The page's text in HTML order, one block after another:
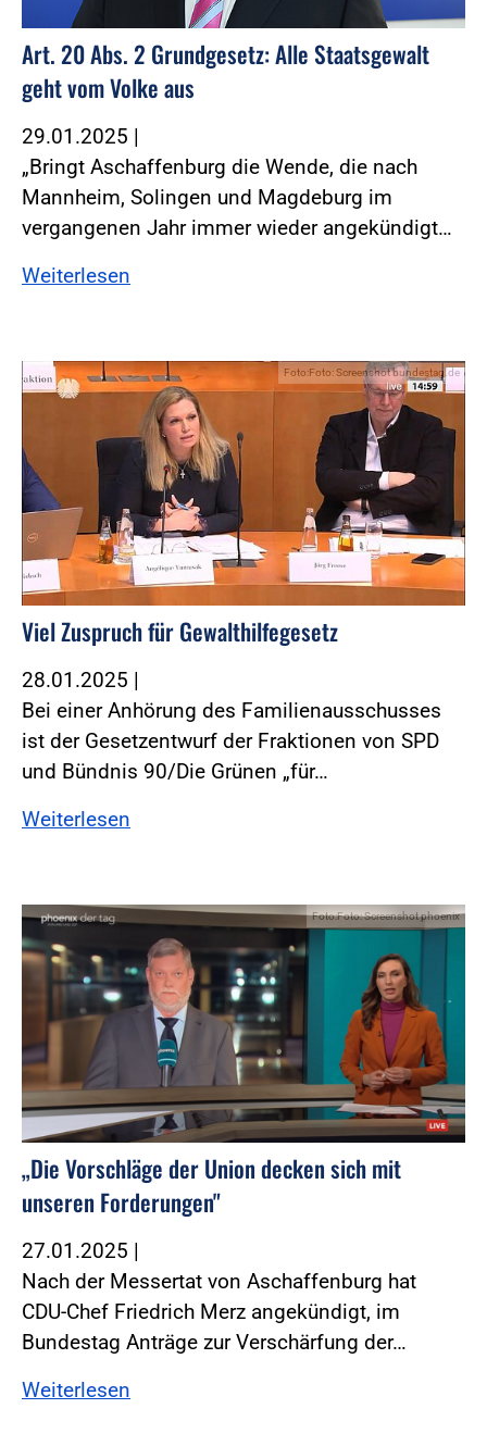
Art. 20 Abs. 2 Grundgesetz: Alle Staatsgewalt
geht vom Volke aus
29.01.2025 |
„Bringt Aschaffenburg die Wende, die nach
Mannheim, Solingen und Magdeburg im
vergangenen Jahr immer wieder angekündigt…
Weiterlesen
Foto:Foto: Screenshot bundestag.de
Viel Zuspruch für Gewalthilfegesetz
28.01.2025 |
Bei einer Anhörung des Familienausschusses
ist der Gesetzentwurf der Fraktionen von SPD
und Bündnis 90/Die Grünen „für…
Weiterlesen
Foto:Foto: Screenshot phoenix
„Die Vorschläge der Union decken sich mit
unseren Forderungen"
27.01.2025 |
Nach der Messertat von Aschaffenburg hat
CDU-Chef Friedrich Merz angekündigt, im
Bundestag Anträge zur Verschärfung der…
Weiterlesen